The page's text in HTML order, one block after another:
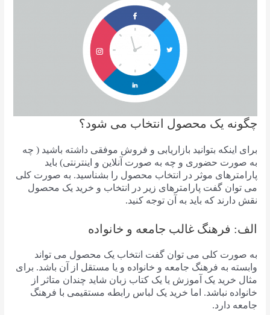
چگونه یک محصول انتخاب می شود؟
برای اینکه بتوانید بازاریابی و فروش موفقی داشته باشید ( چه
به صورت حضوری و چه به صورت آنلاین و اینترنتی) باید
پارامترهای موثر در انتخاب محصول را بشناسید. به صورت کلی
می توان گفت پارامترهای زیر در انتخاب و خرید یک محصول
نقش دارند که باید به آن توجه کنید.
الف: فرهنگ غالب جامعه و خانواده
به صورت کلی می توان گفت انتخاب یک محصول می تواند
وابسته به فرهنگ جامعه و خانواده و یا مستقل از آن باشد. برای
مثال خرید یک آموزش یا یک کتاب زبان شاید چندان متاثر از
خانواده نباشد. اما خرید یک لباس رابطه مستقیمی با فرهنگ
جامعه دارد.